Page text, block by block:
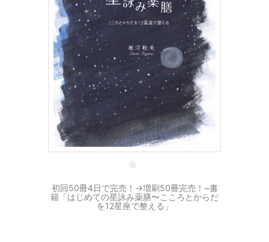
30 7月
初回50冊4日で完売！→増刷50冊完売！~書
籍「はじめての星詠み薬膳〜こころとからだ
を12星座で整える」